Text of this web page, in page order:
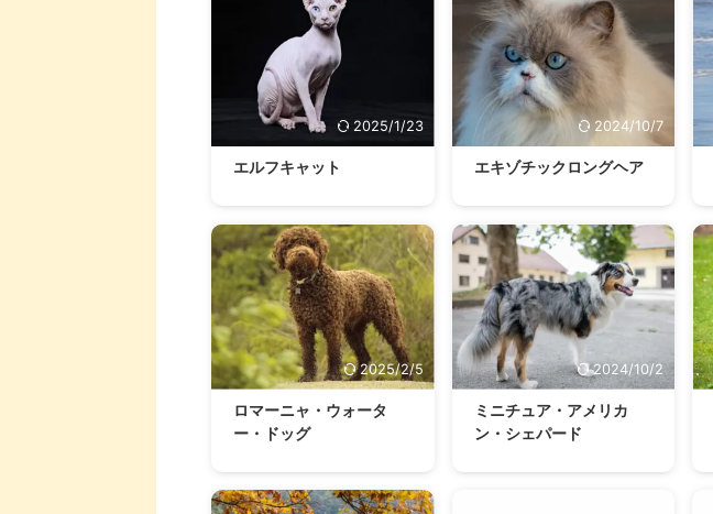
2025/1/23
エルフキャット
2024/10/7
エキゾチックロングヘア
2025/2/5
ロマーニャ・ウォータ
ー・ドッグ
2024/10/2
ミニチュア・アメリカ
ン・シェパード